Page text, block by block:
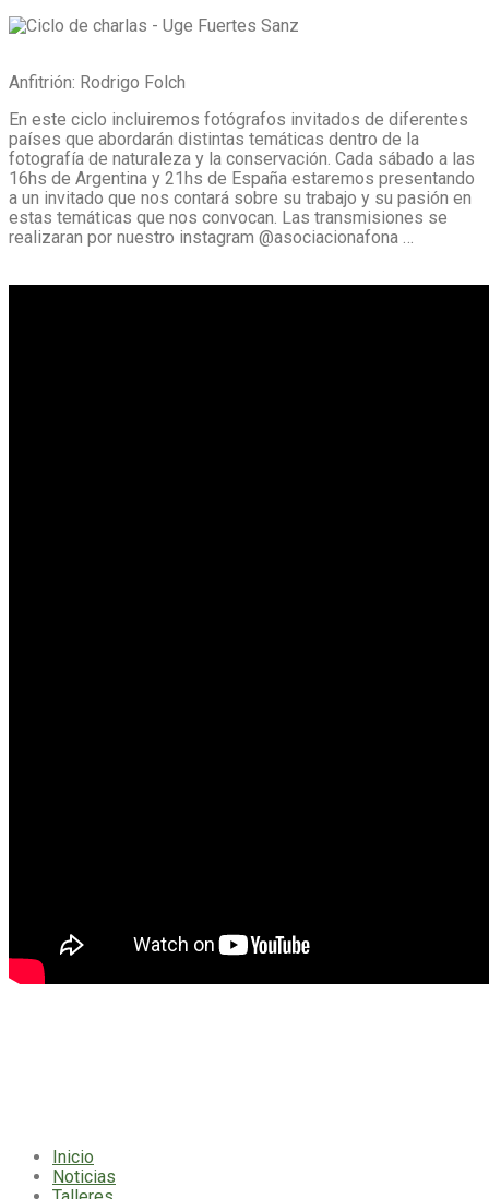
Anfitrión: Rodrigo Folch
En este ciclo incluiremos fotógrafos invitados de diferentes
países que abordarán distintas temáticas dentro de la
fotografía de naturaleza y la conservación. Cada sábado a las
16hs de Argentina y 21hs de España estaremos presentando
a un invitado que nos contará sobre su trabajo y su pasión en
estas temáticas que nos convocan. Las transmisiones se
realizaran por nuestro instagram @asociacionafona …
Inicio
Noticias